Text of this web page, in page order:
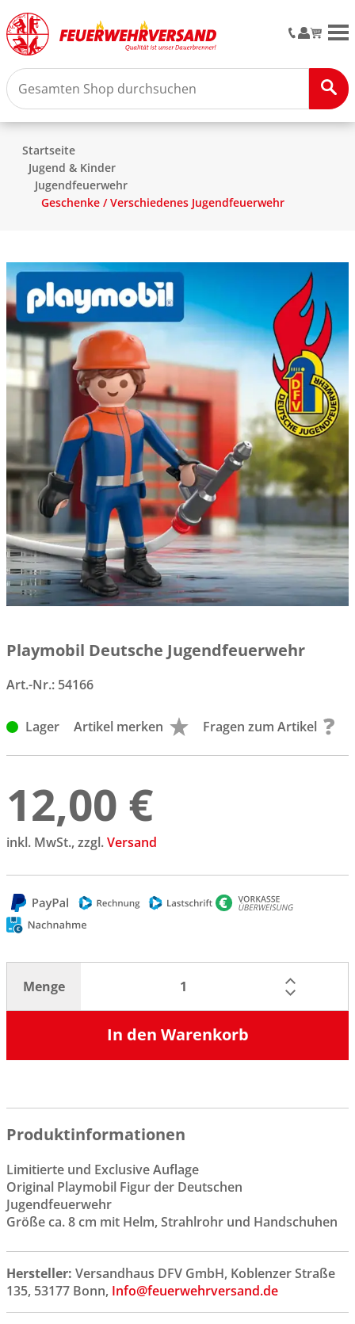
Startseite
Jugend & Kinder
Jugendfeuerwehr
Geschenke / Verschiedenes Jugendfeuerwehr
Playmobil Deutsche Jugendfeuerwehr
Art.-Nr.: 54166
Lager Artikel merken Fragen zum Artikel
12,00 €
inkl. MwSt., zzgl.Versand
Menge
In den Warenkorb
Produktinformationen
Limitierte und Exclusive Auflage
Original Playmobil Figur der Deutschen
Jugendfeuerwehr
Größe ca. 8 cm mit Helm, Strahlrohr und Handschuhen
Hersteller: Versandhaus DFV GmbH, Koblenzer Straße
135, 53177 Bonn, Info@feuerwehrversand.de